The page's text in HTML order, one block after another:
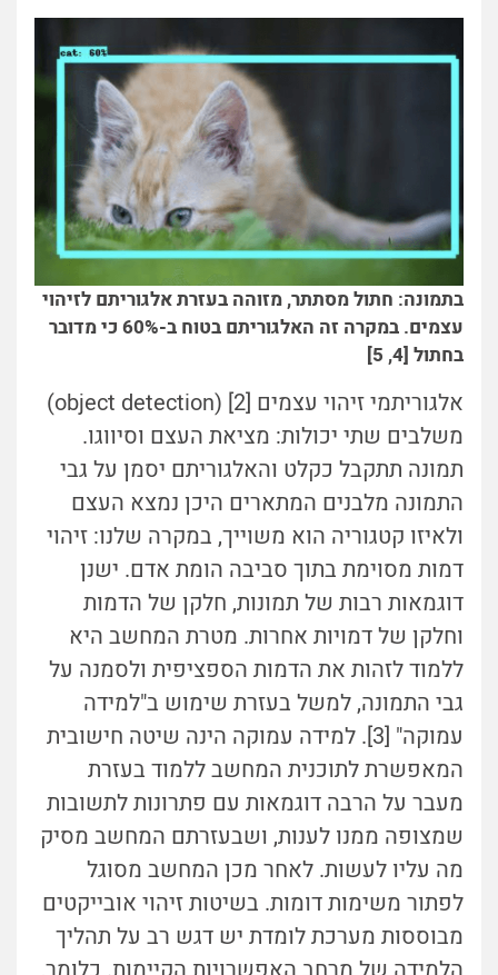
בתמונה: חתול מסתתר, מזוהה בעזרת אלגוריתם לזיהוי
עצמים. במקרה זה האלגוריתם בטוח ב-60% כי מדובר
בחתול [4, 5]
אלגוריתמי זיהוי עצמים [2] (object detection)
משלבים שתי יכולות: מציאת העצם וסיווגו.
תמונה תתקבל כקלט והאלגוריתם יסמן על גבי
התמונה מלבנים המתארים היכן נמצא העצם
ולאיזו קטגוריה הוא משוייך, במקרה שלנו: זיהוי
דמות מסוימת בתוך סביבה הומת אדם. ישנן
דוגמאות רבות של תמונות, חלקן של הדמות
וחלקן של דמויות אחרות. מטרת המחשב היא
ללמוד לזהות את הדמות הספציפית ולסמנה על
גבי התמונה, למשל בעזרת שימוש ב"למידה
עמוקה" [3]. למידה עמוקה הינה שיטה חישובית
המאפשרת לתוכנית המחשב ללמוד בעזרת
מעבר על הרבה דוגמאות עם פתרונות לתשובות
שמצופה ממנו לענות, ושבעזרתם המחשב מסיק
מה עליו לעשות. לאחר מכן המחשב מסוגל
לפתור משימות דומות. בשיטות זיהוי אובייקטים
מבוססות מערכת לומדת יש דגש רב על תהליך